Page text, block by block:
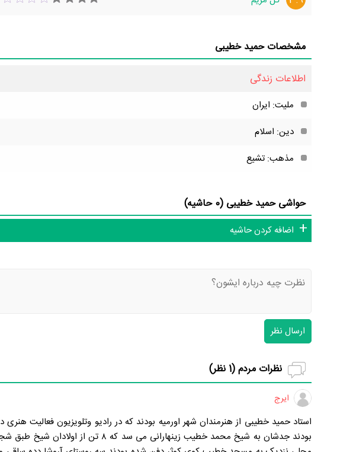
مشخصات حمید خطیبی
اطلاعات زندگی
ملیت: ایران
دین: اسلام
مذهب: تشیع
حواشی حمید خطیبی (0 حاشیه)
اضافه کردن حاشیه
ارسال نظر
نظرات مردم (1 نظر)
ایرج
استاد حمید خطیبی از هنرمندان شهر اورمیه بودند که در رادیو وتلویزیون فعالیت هنری
بودند جدشان به شیخ محمد خطیب